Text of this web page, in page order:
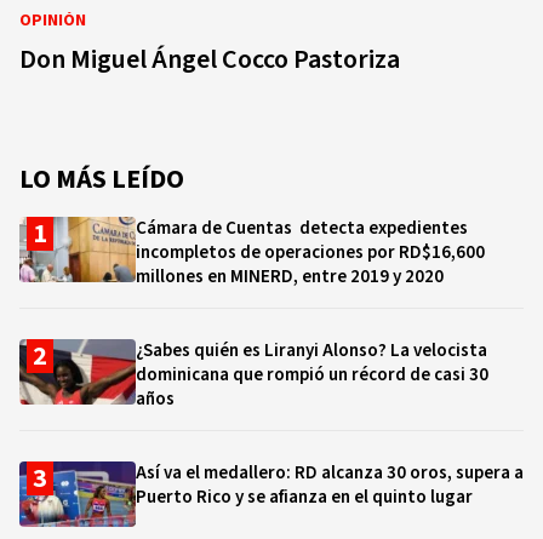
OPINIÓN
Don Miguel Ángel Cocco Pastoriza
LO MÁS LEÍDO
Cámara de Cuentas detecta expedientes
incompletos de operaciones por RD$16,600
millones en MINERD, entre 2019 y 2020
¿Sabes quién es Liranyi Alonso? La velocista
dominicana que rompió un récord de casi 30
años
Así va el medallero: RD alcanza 30 oros, supera a
Puerto Rico y se afianza en el quinto lugar